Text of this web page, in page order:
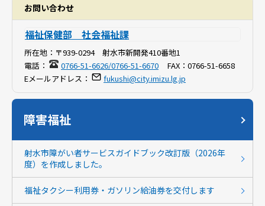
お問い合わせ
福祉保健部 社会福祉課
所在地： 〒939-0294 射水市新開発410番地1
電話：
0766-51-6626/0766-51-6670 FAX： 0766-51-6658
Eメールアドレス：
fukushi@city.imizu.lg.jp
障害福祉
射水市障がい者サービスガイドブック改訂版（2026年
度）を作成しました。
福祉タクシー利用券・ガソリン給油券を交付します